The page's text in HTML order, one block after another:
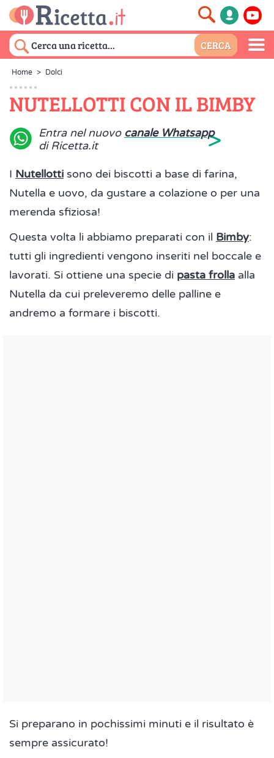
Home > Dolci
NUTELLOTTI CON IL BIMBY
Entra nel nuovo canale Whatsapp
di Ricetta.it
>
I Nutellotti sono dei biscotti a base di farina,
Nutella e uovo, da gustare a colazione o per una
merenda sfiziosa!
Questa volta li abbiamo preparati con il Bimby:
tutti gli ingredienti vengono inseriti nel boccale e
lavorati. Si ottiene una specie di pasta frolla alla
Nutella da cui preleveremo delle palline e
andremo a formare i biscotti.
Si preparano in pochissimi minuti e il risultato è
sempre assicurato!